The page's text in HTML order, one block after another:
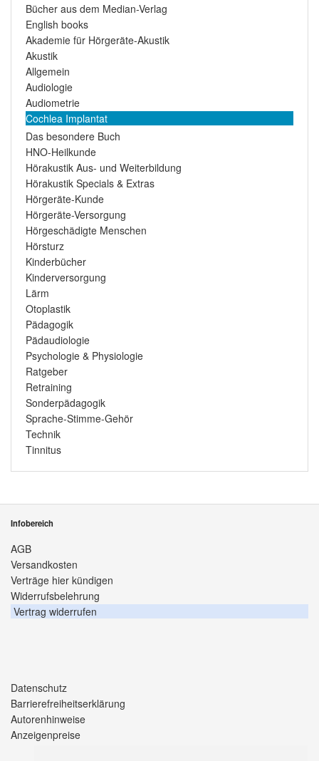
Bücher aus dem Median-Verlag
English books
Akademie für Hörgeräte-Akustik
Akustik
Allgemein
Audiologie
Audiometrie
Cochlea Implantat
Das besondere Buch
HNO-Heilkunde
Hörakustik Aus- und Weiterbildung
Hörakustik Specials & Extras
Hörgeräte-Kunde
Hörgeräte-Versorgung
Hörgeschädigte Menschen
Hörsturz
Kinderbücher
Kinderversorgung
Lärm
Otoplastik
Pädagogik
Pädaudiologie
Psychologie & Physiologie
Ratgeber
Retraining
Sonderpädagogik
Sprache-Stimme-Gehör
Technik
Tinnitus
Infobereich
AGB
Versandkosten
Verträge hier kündigen
Widerrufsbelehrung
Vertrag widerrufen
Datenschutz
Barrierefreiheitserklärung
Autorenhinweise
Anzeigenpreise